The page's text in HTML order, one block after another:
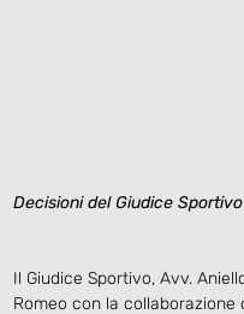
Decisioni del Giudice Sportivo
Il Giudice Sportivo, Avv.
Romeo con la collaborazione